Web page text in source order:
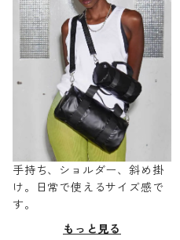
手持ち、ショルダー、斜め掛
け。日常で使えるサイズ感で
す。
もっと見る